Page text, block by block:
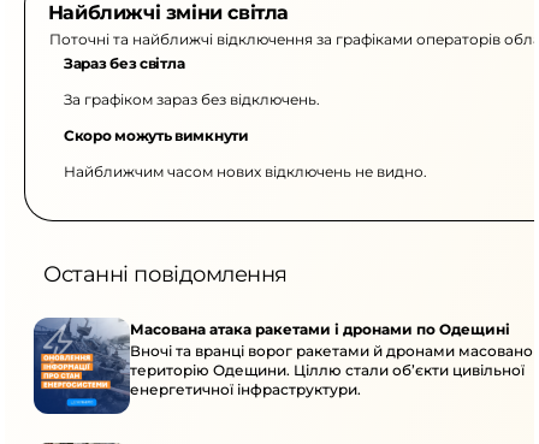
Найближчі зміни світла
Поточні та найближчі відключення за графіками операторів
Зараз без світла
За графіком зараз без відключень.
Скоро можуть вимкнути
Найближчим часом нових відключень не видно.
Останні повідомлення
Масована атака ракетами і дронами по Одещині
Вночі та вранці ворог ракетами й дронами масовано
територію Одещини. Ціллю стали об’єкти цивільної
енергетичної інфраструктури.